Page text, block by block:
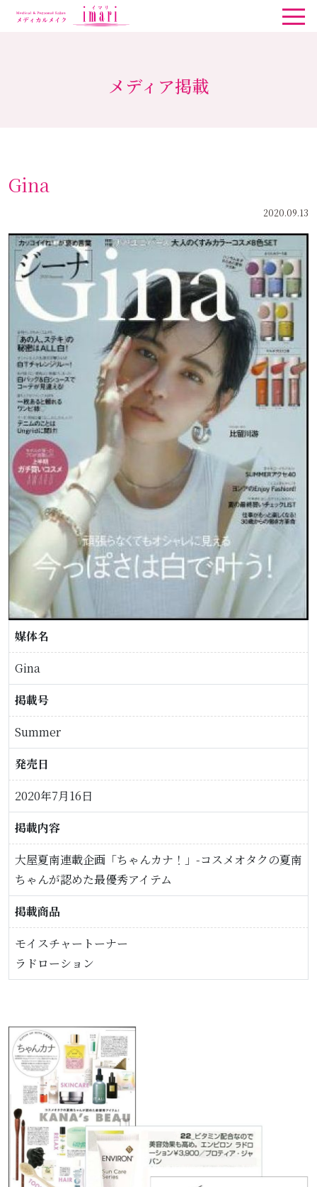
メディア掲載
Gina
2020.09.13
媒体名
Gina
掲載号
Summer
発売日
2020年7月16日
掲載内容
大屋夏南連載企画「ちゃんカナ！」-コスメオタクの夏南
ちゃんが認めた最優秀アイテム
掲載商品
モイスチャートーナー
ラドローション